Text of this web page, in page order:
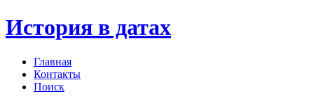
История в датах
Главная
Контакты
Поиск